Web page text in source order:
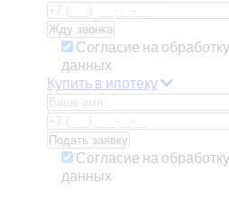
Согласие на
данных
Купить в ипотеку
Согласие на
данных